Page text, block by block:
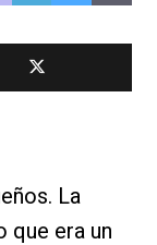
La
que era un